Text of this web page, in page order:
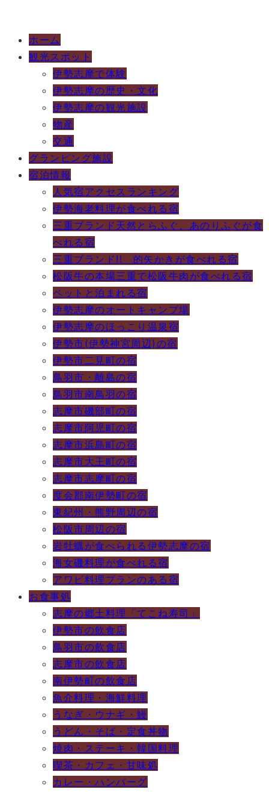
ホーム
観光スポット
伊勢志摩で体験
伊勢志摩の歴史・文化
伊勢志摩の観光施設
物産
交通
グランピング施設
宿泊情報
人気宿アクセスランキング
伊勢海老料理が食べれる宿
三重ブランド天然とらふぐ、あのりふぐが食
べれる宿
三重ブランド!! 的矢かきが食べれる宿
松阪牛の本場三重で松阪牛肉が食べれる宿
ペットと泊まれる宿
伊勢志摩のオートキャンプ場
伊勢志摩のほっこり温泉宿
伊勢市(伊勢神宮周辺)の宿
伊勢市二見町の宿
鳥羽市・離島の宿
鳥羽市南鳥羽の宿
志摩市磯部町の宿
志摩市阿児町の宿
志摩市浜島町の宿
志摩市大王町の宿
志摩市志摩町の宿
度会郡南伊勢町の宿
東紀州・熊野周辺の宿
松阪市周辺の宿
岩牡蠣が食べられる伊勢志摩の宿
海女磯料理が食べれる宿
アワビ料理プランのある宿
お食事処
志摩の郷土料理「てこね寿司」
伊勢市の飲食店
鳥羽市の飲食店
志摩市の飲食店
南伊勢町の飲食店
魚介料理・海鮮料理
うなぎ・ウナギ・鰻
うどん・そば・定食丼物
焼肉・ステーキ・韓国料理
喫茶・カフェ・甘味処
カレー・ハンバーグ